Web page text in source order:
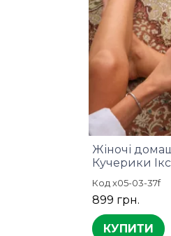
Жіночі
Кучерики
Код x05-03-37f
899 грн.
КУПИТИ